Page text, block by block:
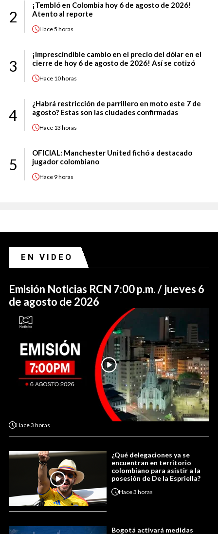
2
¡Tembló en Colombia hoy 6 de agosto de 2026!
Atento al reporte
Hace5 horas
3
¡Imprescindible cambio en el precio del dólar en el
cierre de hoy 6 de agosto de 2026! Así se cotizó
Hace 10 horas
4
¿Habrá restricción de parrillero en moto este 7 de
agosto? Estas son las ciudades confirmadas
Hace 13 horas
5
OFICIAL: Manchester United fichó a destacado
jugador colombiano
Hace 9 horas
EN VIDEO
Emisión Noticias RCN 7:00 p.m. / jueves 6
de agosto de 2026
Hace3 horas
¿Qué delegaciones ya se
encuentran en territorio
colombiano para asistir a la
posesión de De la Espriella?
Hace3 horas
Bogotá activará medidas